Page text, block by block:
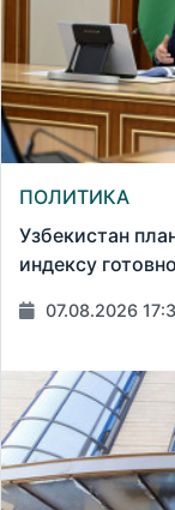
ПОЛИТИКА
Узбекистан
индексу
07.08.2026